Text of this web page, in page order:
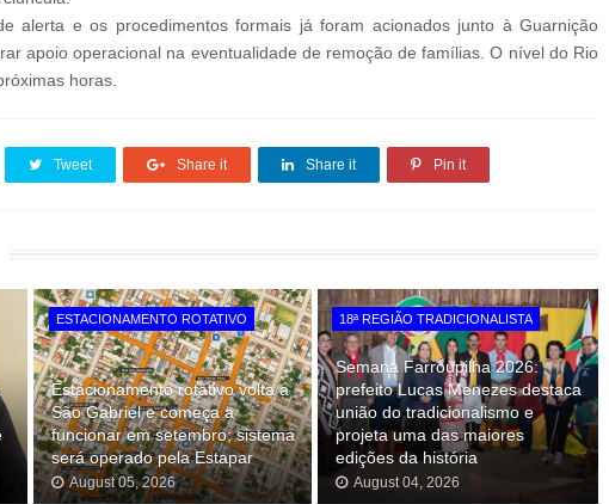
alerta e os procedimentos formais já foram acionados junto à Guarnição
apoio operacional na eventualidade de remoção de famílias. O nível do Rio
horas.
Tweet Share it Share it Pin it
ESTACIONAMENTO ROTATIVO
Estacionamento rotativo volta a
São Gabriel e começa a
funcionar em setembro; sistema
será operado pela Estapar
August 05, 2026
18ª REGIÃO TRADICIONALISTA
Semana Farroupilha 2026:
prefeito Lucas Menezes destaca
união do tradicionalismo e
projeta uma das maiores
edições da história
August 04, 2026